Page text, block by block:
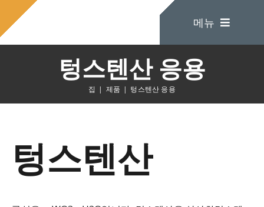
츠
뛰
메뉴
집
텅스텐산 응용
집 제품 텅스텐산 응용
텅스텐산